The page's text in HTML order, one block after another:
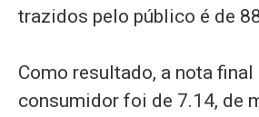
trazidos pelo público é de
Como resultado, a nota
consumidor foi de 7.14, de